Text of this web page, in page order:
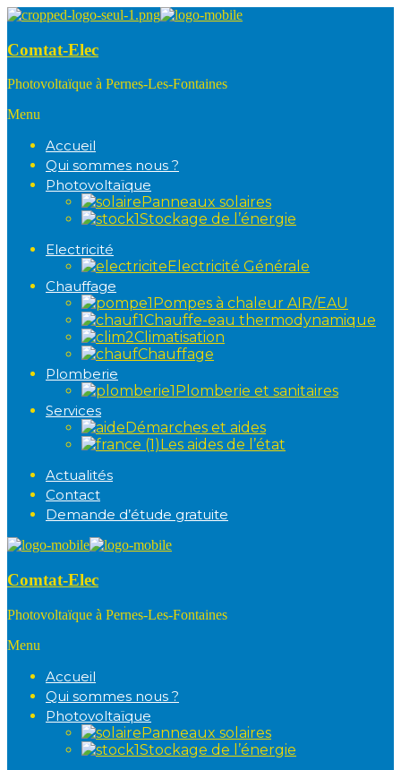
Comtat-Elec
Photovoltaïque à Pernes-Les-Fontaines
Menu
Accueil
Qui sommes nous ?
Photovoltaïque
Panneaux solaires
Stockage de l’énergie
Electricité
Electricité Générale
Chauffage
Pompes à chaleur AIR/EAU
Chauffe-eau thermodynamique
Climatisation
Chauffage
Plomberie
Plomberie et sanitaires
Services
Démarches et aides
Les aides de l’état
Actualités
Contact
Demande d’étude gratuite
Comtat-Elec
Photovoltaïque à Pernes-Les-Fontaines
Menu
Accueil
Qui sommes nous ?
Photovoltaïque
Panneaux solaires
Stockage de l’énergie